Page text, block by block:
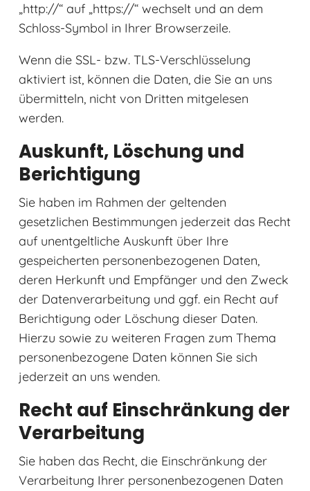
„http://“ auf „https://“ wechselt und an dem
Schloss-Symbol in Ihrer Browserzeile.
Wenn die SSL- bzw. TLS-Verschlüsselung
aktiviert ist, können die Daten, die Sie an uns
übermitteln, nicht von Dritten mitgelesen
werden.
Auskunft, Löschung und
Berichtigung
Sie haben im Rahmen der geltenden
gesetzlichen Bestimmungen jederzeit das Recht
auf unentgeltliche Auskunft über Ihre
gespeicherten personenbezogenen Daten,
deren Herkunft und Empfänger und den Zweck
der Datenverarbeitung und ggf. ein Recht auf
Berichtigung oder Löschung dieser Daten.
Hierzu sowie zu weiteren Fragen zum Thema
personenbezogene Daten können Sie sich
jederzeit an uns wenden.
Recht auf Einschränkung der
Verarbeitung
Sie haben das Recht, die Einschränkung der
Verarbeitung Ihrer personenbezogenen Daten